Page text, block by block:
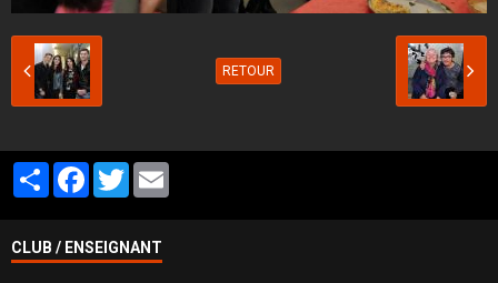
RETOUR
PartagerFacebook
Twitter
CLUB / ENSEIGNANT